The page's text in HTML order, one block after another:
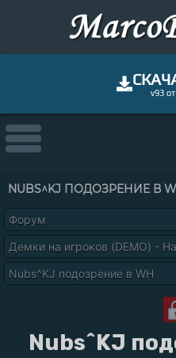
v93
NUBS^KJ ПОДОЗРЕНИЕ В
Форум
Демки на игроков (DEMO) -
Nubs^KJ подозрение в WH
Nubs^KJ